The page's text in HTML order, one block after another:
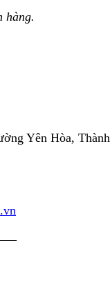
hàng.
Yên Hòa,